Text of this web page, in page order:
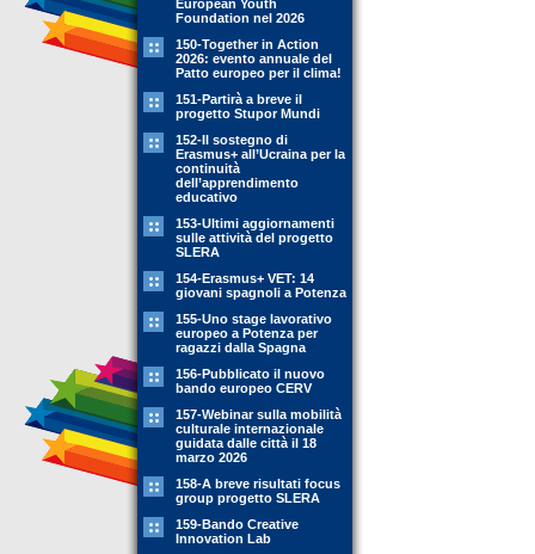
European Youth
Foundation nel 2026
150-Together in Action
2026: evento annuale del
Patto europeo per il clima!
151-Partirà a breve il
progetto Stupor Mundi
152-Il sostegno di
Erasmus+ all’Ucraina per la
continuità
dell’apprendimento
educativo
153-Ultimi aggiornamenti
sulle attività del progetto
SLERA
154-Erasmus+ VET: 14
giovani spagnoli a Potenza
155-Uno stage lavorativo
europeo a Potenza per
ragazzi dalla Spagna
156-Pubblicato il nuovo
bando europeo CERV
157-Webinar sulla mobilità
culturale internazionale
guidata dalle città il 18
marzo 2026
158-A breve risultati focus
group progetto SLERA
159-Bando Creative
Innovation Lab